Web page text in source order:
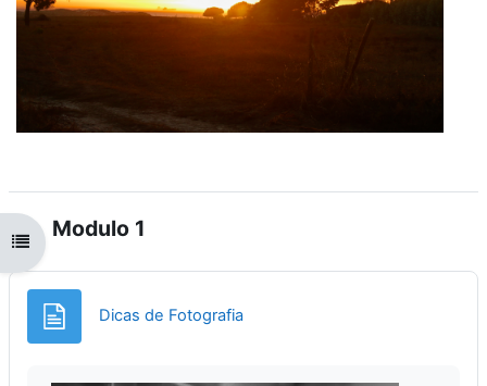
Abrir índice da disciplina
Modulo 1
Dicas de FotografiaPágina